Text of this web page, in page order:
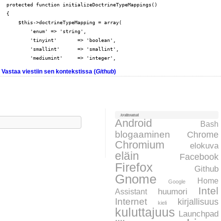
protected function initializeDoctrineTypeMappings()
{
'enum' => 'string',
'tinyint'       => 'boolean',
'smallint'      => 'smallint',
'mediumint'     => 'integer',
Vastaa viestiin sen kontekstissa (Github)
Avainsanat
Android Bash
blogaaminen Chrome
Chromium elokuva
eläin Facebook
Firefox Github
Gnome Google
Home
Assistant
huumori Intel
Internet kieli kirjallisuus
kuluttajuus Launchpad